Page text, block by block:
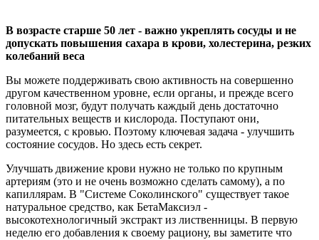
В возрасте старше 50 лет - важно укреплять сосуды и не
допускать повышения сахара в крови, холестерина, резких
колебаний веса
Вы можете поддерживать свою активность на совершенно
другом качественном уровне, если органы, и прежде всего
головной мозг, будут получать каждый день достаточно
питательных веществ и кислорода. Поступают они,
разумеется, с кровью. Поэтому ключевая задача - улучшить
состояние сосудов. Но здесь есть секрет.
Улучшать движение крови нужно не только по крупным
артериям (это и не очень возможно сделать самому), а по
капиллярам. В "Системе Соколинского" существует такое
натуральное средство, как БетаМаксиэл -
высокотехнологичный экстракт из лиственницы. В первую
неделю его добавления к своему рациону, вы заметите что